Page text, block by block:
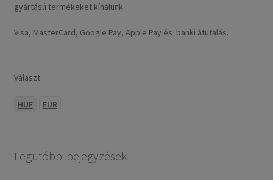
gyártású termékeket kínálunk.
Visa, MasterCard, Google Pay, Apple Pay és banki átutalás.
Választ:
HUF EUR
Legutóbbi bejegyzések